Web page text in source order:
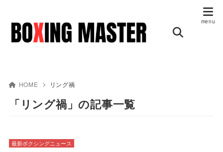
HOME リング禍
「リング禍」の記事一覧
最新ボクシングニュース